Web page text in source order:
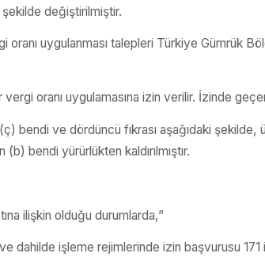
şekilde değiştirilmiştir.
oranı uygulanması talepleri Türkiye
oranı uygulamasına izin verilir. İzinde
bendi ve dördüncü fıkrası aşağıdaki şekilde,
bendi yürürlükten kaldırılmıştır.
ilişkin olduğu durumlarda,”
dahilde işleme rejimlerinde izin başvurusu